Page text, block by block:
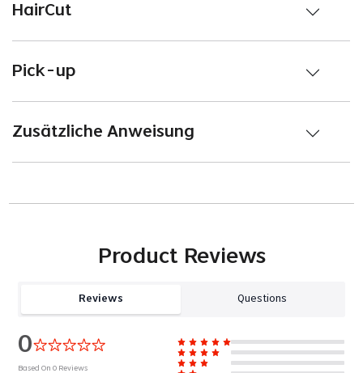
HairCut
Pick-up
Zusätzliche Anweisung
Product Reviews
Reviews Questions
0
Based On0 Reviews